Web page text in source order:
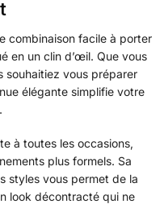
combinaison facile à porter
en un clin d’œil. Que vous
souhaitiez vous préparer
élégante simplifie votre
à toutes les occasions,
plus formels. Sa
styles vous permet de la
look décontracté qui ne